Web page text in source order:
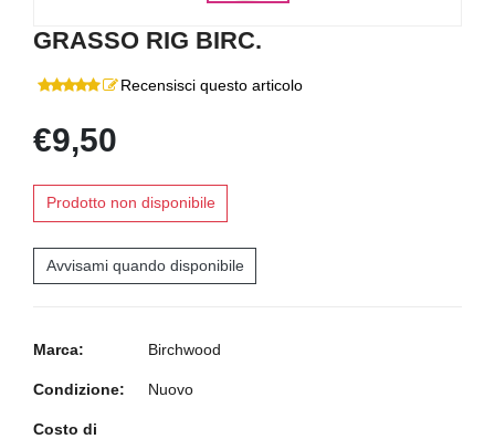
GRASSO RIG BIRC.
Recensisci questo articolo
€9,50
Prodotto non disponibile
Avvisami quando disponibile
Marca: Birchwood
Condizione: Nuovo
Costo di